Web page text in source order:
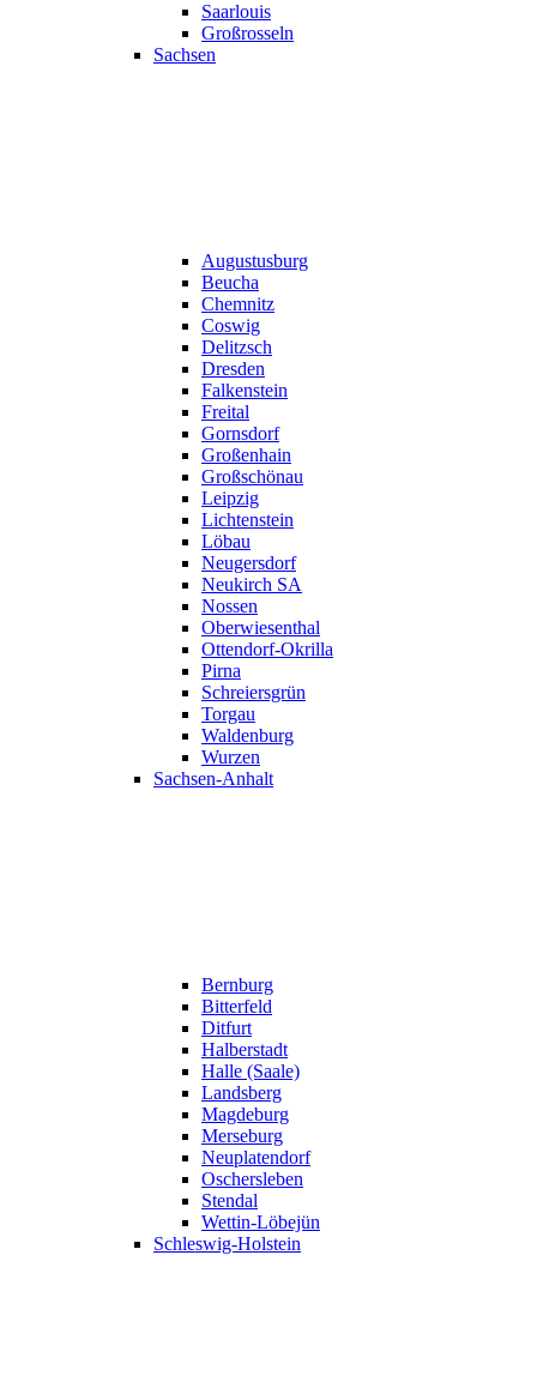
Saarlouis
Großrosseln
Sachsen
Augustusburg
Beucha
Chemnitz
Coswig
Delitzsch
Dresden
Falkenstein
Freital
Gornsdorf
Großenhain
Großschönau
Leipzig
Lichtenstein
Löbau
Neugersdorf
Neukirch SA
Nossen
Oberwiesenthal
Ottendorf-Okrilla
Pirna
Schreiersgrün
Torgau
Waldenburg
Wurzen
Sachsen-Anhalt
Bernburg
Bitterfeld
Ditfurt
Halberstadt
Halle (Saale)
Landsberg
Magdeburg
Merseburg
Neuplatendorf
Oschersleben
Stendal
Wettin-Löbejün
Schleswig-Holstein